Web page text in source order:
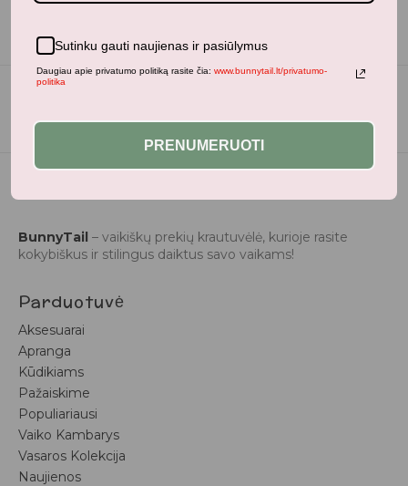
BunnyTail – vaikiškų prekių krautuvėlė, kurioje rasite
kokybiškus ir stilingus daiktus savo vaikams!
Parduotuvė
Aksesuarai
Apranga
Kūdikiams
Pažaiskime
Populiariausi
Vaiko Kambarys
Vasaros Kolekcija
Naujienos
Sutinku gauti naujienas ir pasiūlymus
Daugiau apie privatumo politiką rasite čia: www.bunnytail.lt/privatumo-
politika
PRENUMERUOTI